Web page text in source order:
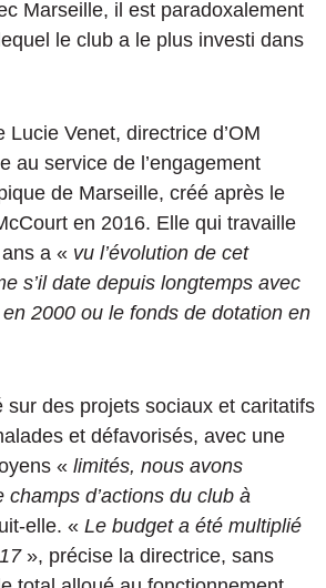
Marseille, il est paradoxalement
le club a le plus investi dans
Lucie Venet, directrice d’OM
au service de l’engagement
de Marseille, créé après le
en 2016. Elle qui travaille
a « vu l’évolution de cet
s’il date depuis longtemps avec
2000 ou le fonds de dotation en
sur des projets sociaux et caritatifs
et défavorisés, avec une
« limités, nous avons
d’actions du club à
elle. « Le budget a été multiplié
», précise la directrice, sans